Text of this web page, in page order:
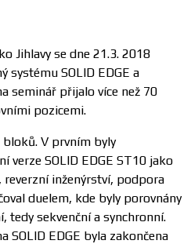
Jihlavy se dne 21.3. 2018
systému SOLID EDGE a
seminář přijalo více než 70
pozicemi.
bloků. V prvním byly
verze SOLID EDGE ST10 jako
inženýrství, podpora
duelem, kde byly porovnány
tedy sekvenční a synchronní.
SOLID EDGE byla zakončena